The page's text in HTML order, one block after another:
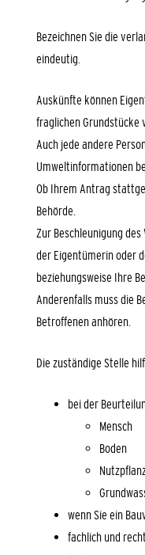
Bezeichnen Sie die
eindeutig.
Auskünfte können
fraglichen Grundstücke
Auch jede andere
Umweltinformationen
Ob Ihrem Antrag
Behörde.
Zur Beschleunigung
der Eigentümerin oder
beziehungsweise Ihre
Anderenfalls muss die
Betroffenen anhören.
Die zuständige Stelle
bei der
Mensch
Boden
wenn Sie ein
fachlich und